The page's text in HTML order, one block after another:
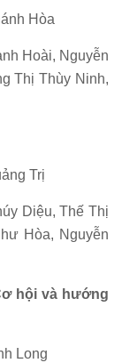
Hòa
Hoài, Nguyễn
Thị Thùy Ninh,
Trị
Diệu, Thế Thị
Hòa, Nguyễn
hội và hướng
Long